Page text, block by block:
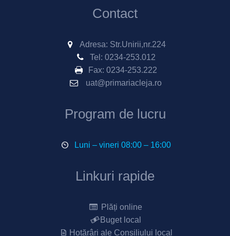
Contact
Adresa: Str.Unirii,nr.224
Tel: 0234-253.012
Fax: 0234-253.222
uat@primariacleja.ro
Program de lucru
Luni – vineri 08:00 – 16:00
Linkuri rapide
Plăți online
Buget local
Hotărâri ale Consiliului local